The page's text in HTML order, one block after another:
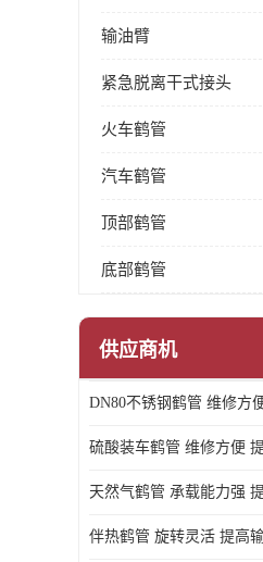
输油臂
紧急脱离干式接头
火车鹤管
汽车鹤管
顶部鹤管
底部鹤管
供应商机